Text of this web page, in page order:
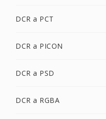
DCR a PCT
DCR a PICON
DCR a PSD
DCR a RGBA